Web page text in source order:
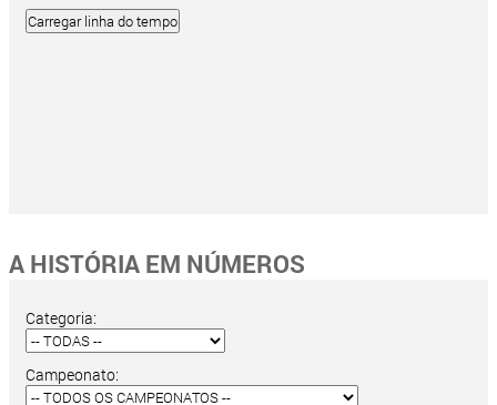
A HISTÓRIA EM NÚMEROS
Categoria:
Campeonato: